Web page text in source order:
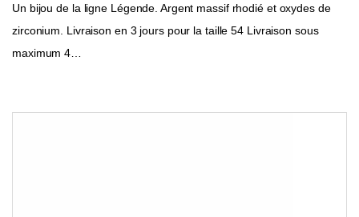
Un bijou de la ligne Légende. Argent massif rhodié et oxydes de
zirconium. Livraison en 3 jours pour la taille 54 Livraison sous
maximum 4…